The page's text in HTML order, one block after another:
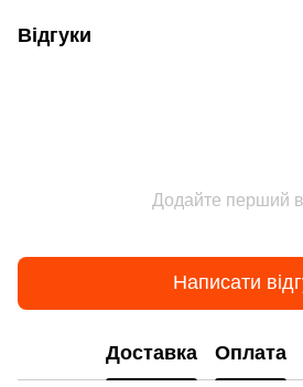
Відгуки
Додайте перший
Написати
Доставка Оплата